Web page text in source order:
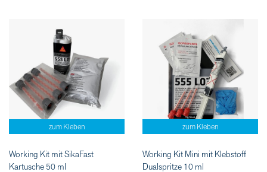
zum Kleben
Working Kit mit SikaFast
Kartusche 50 ml
zum Kleben
Working Kit Mini mit Klebstoff
Dualspritze 10 ml